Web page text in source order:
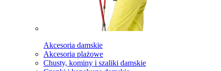
Akcesoria damskie
Akcesoria plażowe
Chusty, kominy i szaliki damskie